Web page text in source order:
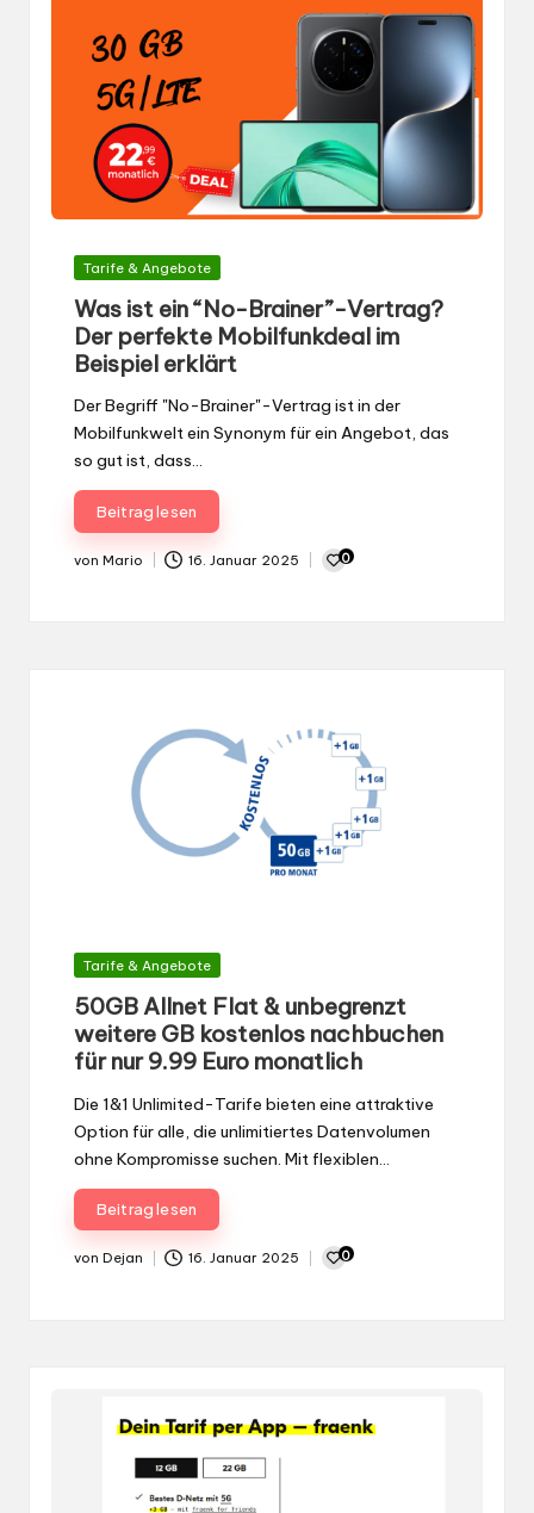
Gepostet
Tarife & Angebote
Was ist ein “No-Brainer”-Vertrag?
Der perfekte Mobilfunkdeal im
Beispiel erklärt
Der Begriff "No-Brainer"-Vertrag ist in der
Mobilfunkwelt ein Synonym für ein Angebot, das
so gut ist, dass…
Beitrag lesen
Gepostet
von Mario 16. Januar 2025 0
Gepostet
Tarife & Angebote
50GB Allnet Flat & unbegrenzt
weitere GB kostenlos nachbuchen
für nur 9.99 Euro monatlich
Die 1&1 Unlimited-Tarife bieten eine attraktive
Option für alle, die unlimitiertes Datenvolumen
ohne Kompromisse suchen. Mit flexiblen…
Beitrag lesen
Gepostet
von Dejan 16. Januar 2025 0